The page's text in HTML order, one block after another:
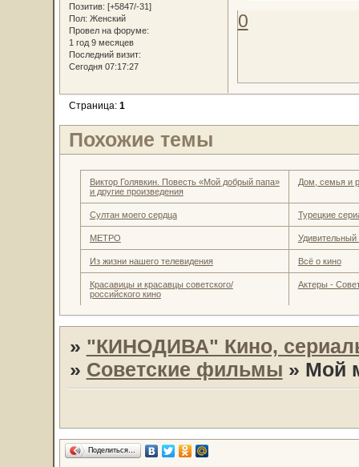
Позитив: [+5847/-31]
Пол: Женский
Провел на форуме:
1 год 9 месяцев
Последний визит:
Сегодня 07:17:27
0
Страница: 1
Похожие темы
Виктор Голявкин. Повесть «Мой добрый папа»
и другие произведения
Дом, семья и
Султан моего сердца Турецкие
МЕТРО
Из жизни нашего телевидения Всё о кино
Красавицы и красавцы советского/
российского кино
Актеры -
» "КИНОДИВА" Кино,
» Советские фильмы » Мой
Поделиться…